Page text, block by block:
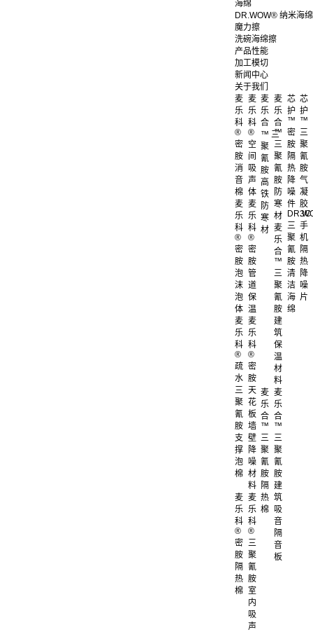
海绵
DR.WOW® 纳米海绵
魔力擦
洗碗海绵擦
产品性能
加工模切
新闻中心
关于我们
麦
乐
科
®
密
胺
消
音
棉
麦
乐
科
®
空
间
吸
声
体
麦
乐
科
®
密
胺
泡
沫
泡
体
麦
乐
科
®
密
胺
管
道
保
温
麦
乐
科
®
疏
水
三
聚
氰
胺
支
撑
泡
棉
麦
乐
科
®
密
胺
天
花
板
墙
壁
降
噪
材
料
麦
乐
科
®
密
胺
隔
热
棉
麦
乐
科
®
三
聚
氰
胺
室
内
吸
声
麦
乐
合
™ 三
聚
氰
胺
高
铁
防
寒
材
麦
乐
合
™
三
聚
氰
胺
防
寒
材
麦
乐
合
™
三
聚
氰
胺
建
筑
保
温
材
料
麦
乐
合
™
三
聚
氰
胺
隔
热
棉
麦
乐
合
™
三
聚
氰
胺
建
筑
吸
音
隔
音
板
芯
护
™
密
胺
隔
热
降
噪
件
芯
护
™
三
聚
氰
胺
气
凝
胶
三
聚
氰
胺
清
洁
海
绵
3C
手
机
隔
热
降
噪
片